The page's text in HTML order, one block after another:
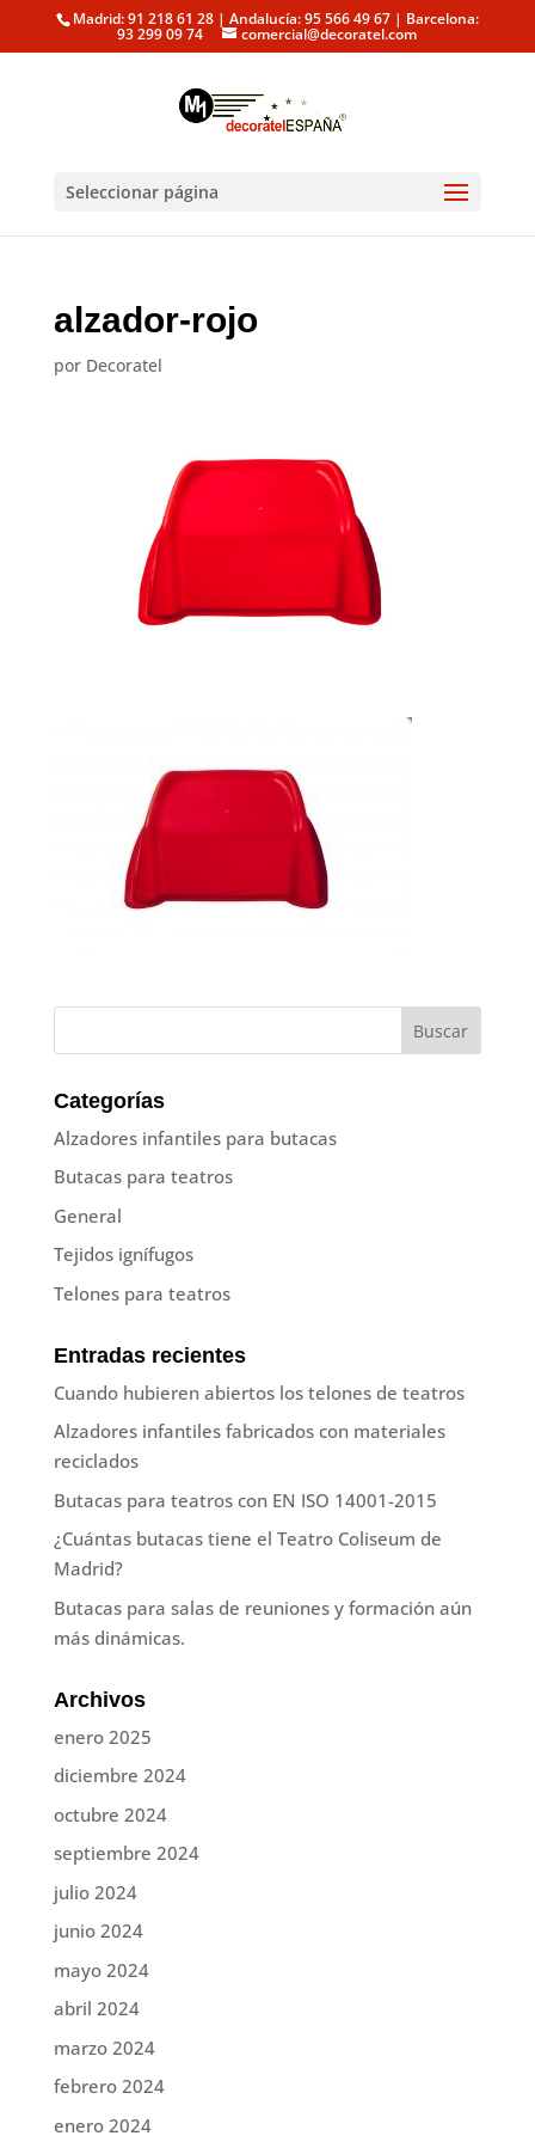
Madrid: 91 218 61 28 | Andalucía: 95 566 49 67 | Barcelona:
93 299 09 74 comercial@decoratel.com
Seleccionar página
alzador-rojo
por Decoratel
Categorías
Alzadores infantiles para butacas
Butacas para teatros
General
Tejidos ignífugos
Telones para teatros
Entradas recientes
Cuando hubieren abiertos los telones de teatros
Alzadores infantiles fabricados con materiales
reciclados
Butacas para teatros con EN ISO 14001-2015
¿Cuántas butacas tiene el Teatro Coliseum de
Madrid?
Butacas para salas de reuniones y formación aún
más dinámicas.
Archivos
enero 2025
diciembre 2024
octubre 2024
septiembre 2024
julio 2024
junio 2024
mayo 2024
abril 2024
marzo 2024
febrero 2024
enero 2024